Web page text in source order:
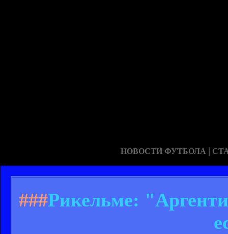
НОВОСТИ ФУТБОЛА |
###Рикельме: